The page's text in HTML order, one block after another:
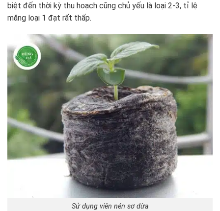
biệt đến thời kỳ thu hoạch cũng chủ yếu là loại 2-3, tỉ lệ
măng loại 1 đạt rất thấp.
Sử dụng viên nén sơ dừa